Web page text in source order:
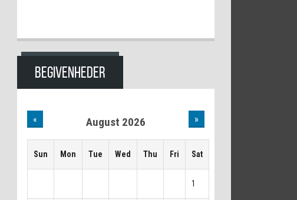
BEGIVENHEDER
« August 2026 »
Sun Mon Tue Wed Thu Fri Sat
1